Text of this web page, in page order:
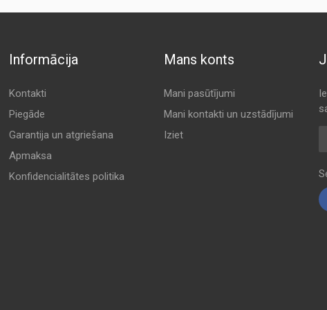
Informācija
Kontakti
Piegāde
Garantija un atgriešana
Apmaksa
Konfidencialitātes politika
Mans konts
Mani pasūtījumi
Mani kontakti un uzstādījumi
Iziet